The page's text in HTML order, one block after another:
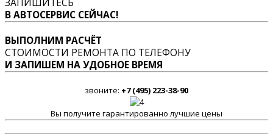
В АВТОСЕРВИС СЕЙЧАС!
ВЫПОЛНИМ РАСЧЁТ
СТОИМОСТИ РЕМОНТА ПО ТЕЛЕФОНУ
И ЗАПИШЕМ НА УДОБНОЕ ВРЕМЯ
звоните: +7 (495) 223-38-90
Вы получите гарантированно лучшие цены